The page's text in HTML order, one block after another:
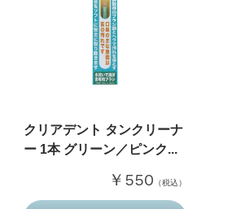
クリアデント タンクリーナ
ー 1本 グリーン／ピンク...
￥550 （税込）